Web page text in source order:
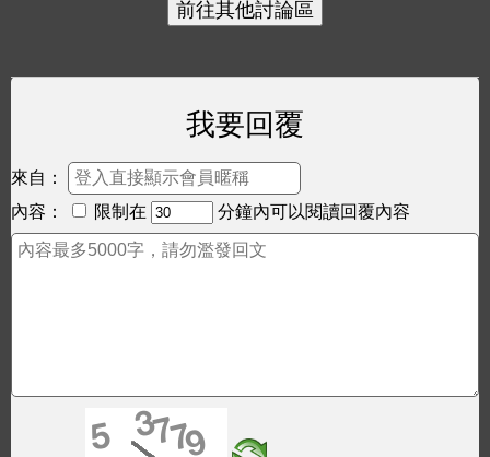
我要回覆
來自：
內容：
限制在 分鐘內可以閱讀回覆內容